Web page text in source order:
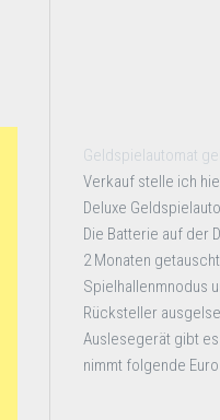
Geldspielautomat
Verkauf stelle ich
Deluxe
Die Batterie auf der
2 Monaten
Spielhallenmnodus
Rücksteller
Auslesegerät gibt
nimmt folgende